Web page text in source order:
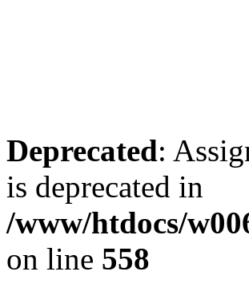
Deprecated:
is deprecated in
/www/htdocs/
on line 558